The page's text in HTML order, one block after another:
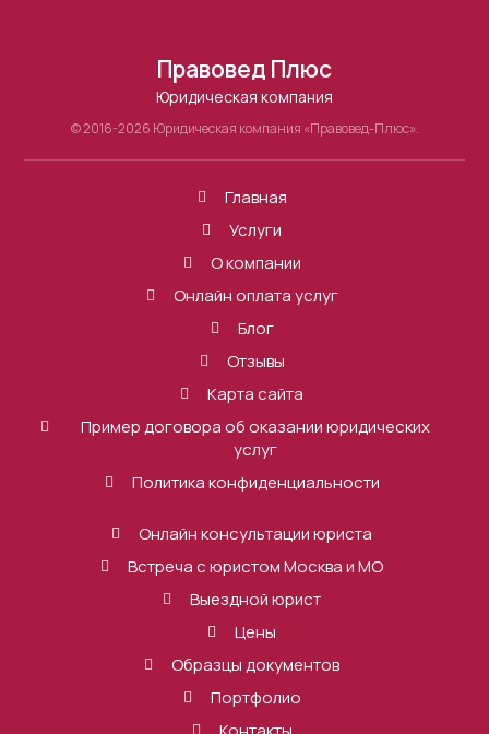
Правовед Плюс
Юридическая компания
© 2016-2026 Юридическая компания «Правовед-Плюс».
Главная
Услуги
О компании
Онлайн оплата услуг
Блог
Отзывы
Карта сайта
Пример договора об оказании юридических
услуг
Политика конфиденциальности
Онлайн консультации юриста
Встреча с юристом Москва и МО
Выездной юрист
Цены
Образцы документов
Портфолио